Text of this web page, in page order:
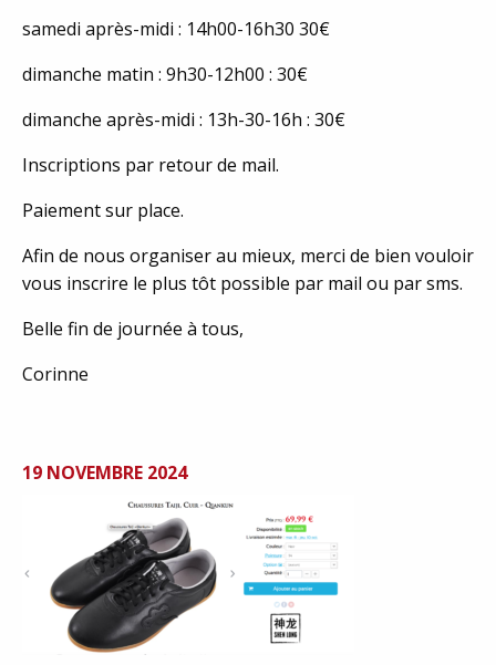
samedi après-midi : 14h00-16h30 30€
dimanche matin : 9h30-12h00 : 30€
dimanche après-midi : 13h-30-16h : 30€
Inscriptions par retour de mail.
Paiement sur place.
Afin de nous organiser au mieux, merci de bien vouloir
vous inscrire le plus tôt possible par mail ou par sms.
Belle fin de journée à tous,
Corinne
19 NOVEMBRE 2024